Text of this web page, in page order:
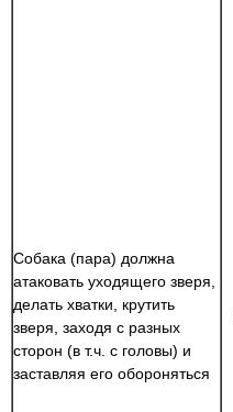
Собака (пара) должна
атаковать уходящего зверя,
делать хватки, крутить
зверя, заходя с разных
сторон (в т.ч. с головы) и
заставляя его обороняться